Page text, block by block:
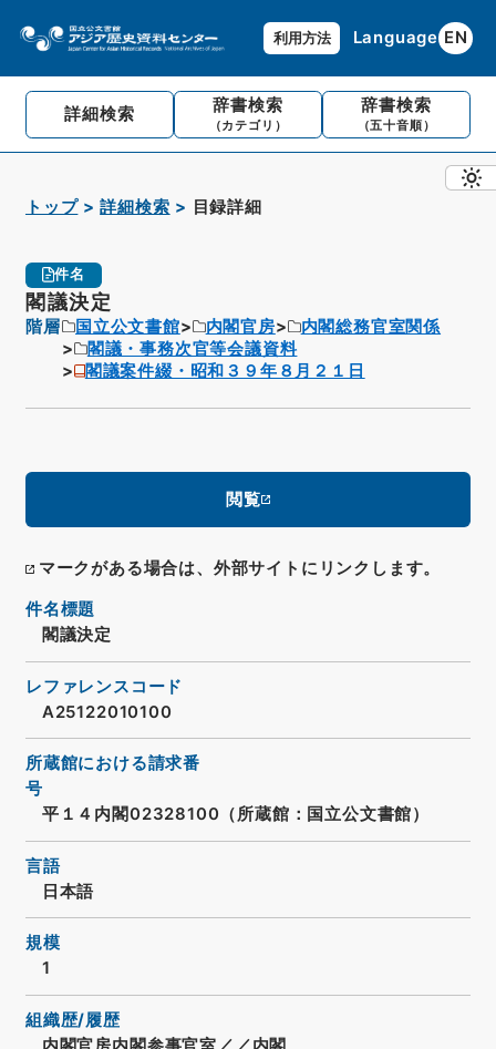
利用方法 Language EN
詳細検索 辞書検索
（カテゴリ）
辞書検索
（五十音順）
トップ 詳細検索 目録詳細
件名
閣議決定
階層 国立公文書館 内閣官房
内閣総務官室関係
閣議・事務次官等会議資料
閣議案件綴・昭和３９年８月２１日
閲覧
マークがある場合は、外部サイトにリンクします。
件名標題
閣議決定
レファレンスコード
A25122010100
所蔵館における請求番
号
平１４内閣02328100（所蔵館：国立公文書館）
言語
日本語
規模
1
組織歴/履歴